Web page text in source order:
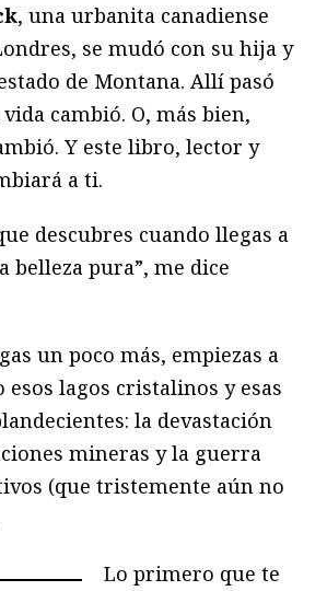
, una urbanita canadiense
se mudó con su hija y
de Montana. Allí pasó
cambió. O, más bien,
Y este libro, lector y
a ti.
descubres cuando llegas a
belleza pura”, me dice
un poco más, empiezas a
esos lagos cristalinos y esas
la devastación
mineras y la guerra
(que tristemente aún no
Lo primero que te